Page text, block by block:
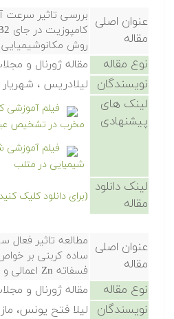
عنوان اصلی
مقاله
بررسی تاثیر سرعت
روش مکانوشیمیایی
نوع مقاله مقاله ژورنال و
نویسندگان لیلادریس ،
لینک های
پیشنهادی
فیلم آموزشی
مخرب در تشخیص
فیلم آموزشی
شیمیایی در متلب
لینک دانلود
مقاله
(برای دانلود کلیک
عنوان اصلی
مقاله
مطالعه تاثیر فعال
ساده کربنی بر
فسفاته Zn اعمالی و بهبود جسبندگی رنگ
نوع مقاله مقاله ژورنال و
نویسندگان لیلا فتح یونس،